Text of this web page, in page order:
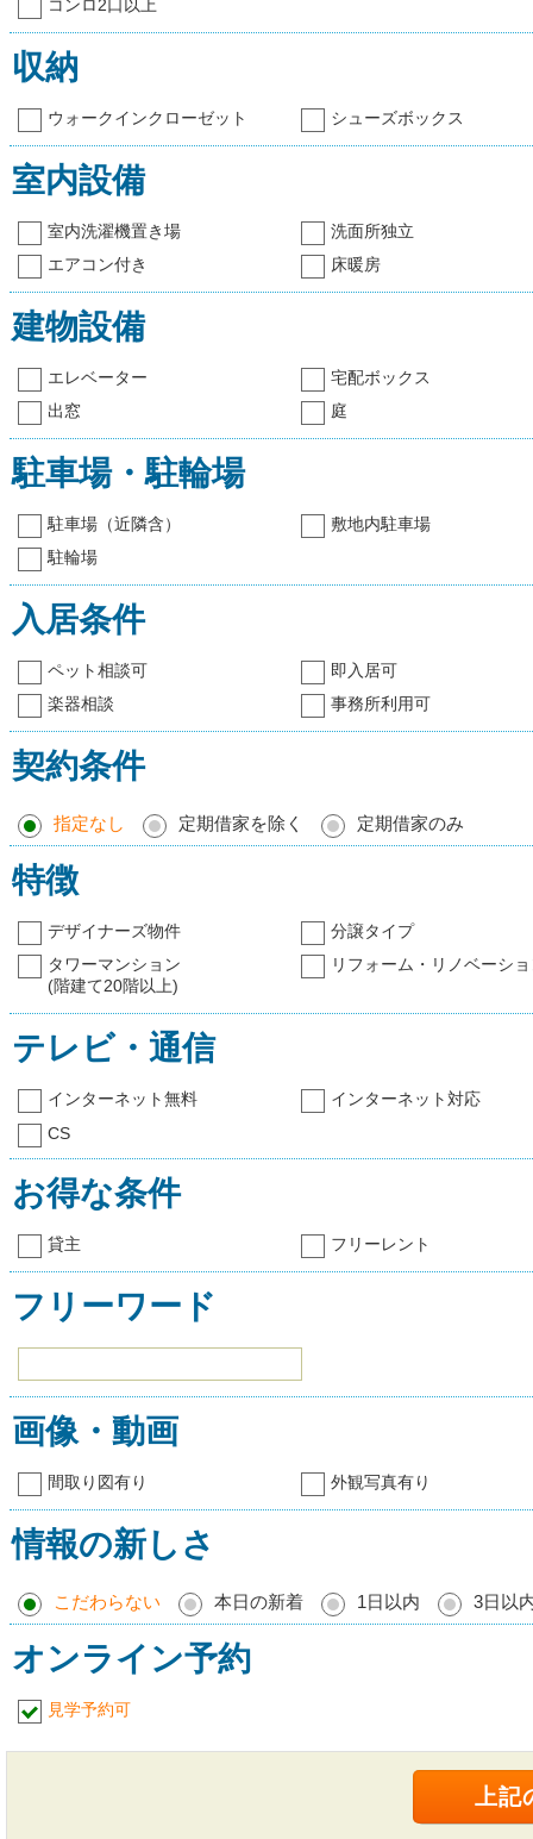
コンロ2口以上
収納
ウォークインクローゼット シューズボックス
室内設備
室内洗濯機置き場
洗面所独立
エアコン付き
床暖房
建物設備
エレベーター
宅配ボックス
出窓
庭
駐車場・駐輪場
駐車場（近隣含）
敷地内駐車場
駐輪場
入居条件
ペット相談可
即入居可
楽器相談
事務所利用可
契約条件
指定なし 定期借家を除く 定期借家のみ
特徴
デザイナーズ物件
分譲タイプ
タワーマンション
(階建て20階以上)
リフォーム・リノベーシ
テレビ・通信
インターネット無料
インターネット対応
CS
お得な条件
貸主 フリーレント
フリーワード
画像・動画
間取り図有り 外観写真有り
情報の新しさ
こだわらない 本日の新着 1日以内 3日以
オンライン予約
見学予約可